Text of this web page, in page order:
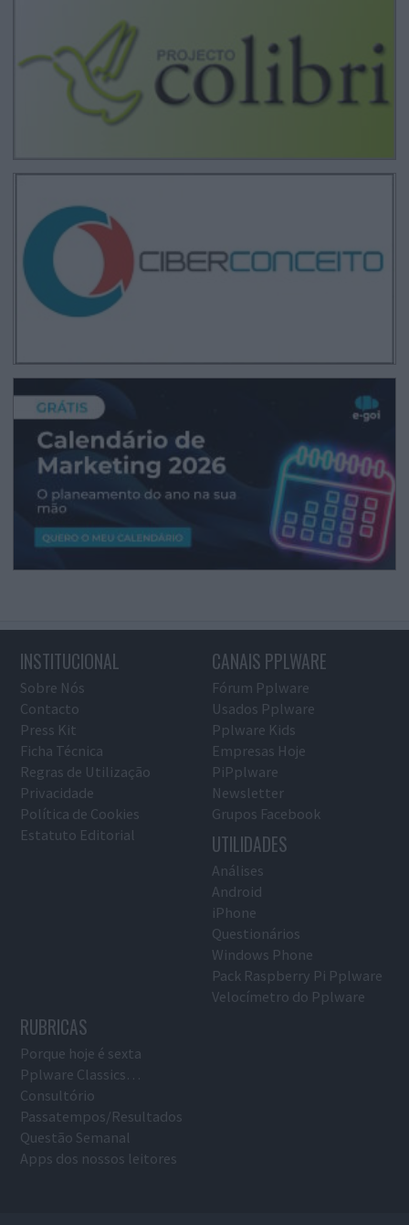
INSTITUCIONAL
Sobre Nós
Contacto
Press Kit
Ficha Técnica
Regras de Utilização
Privacidade
Política de Cookies
Estatuto Editorial
CANAIS PPLWARE
Fórum Pplware
Usados Pplware
Pplware Kids
Empresas Hoje
PiPplware
Newsletter
Grupos Facebook
UTILIDADES
Análises
Android
iPhone
Questionários
Windows Phone
Pack Raspberry Pi Pplware
Velocímetro do Pplware
RUBRICAS
Porque hoje é sexta
Pplware Classics…
Consultório
Passatempos/Resultados
Questão Semanal
Apps dos nossos leitores